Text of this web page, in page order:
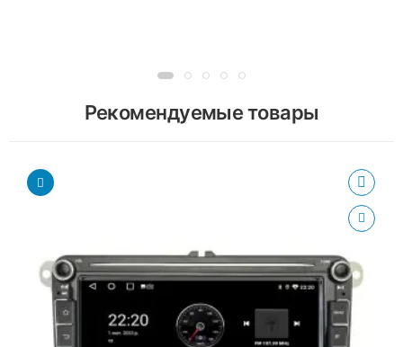
Рекомендуемые товары